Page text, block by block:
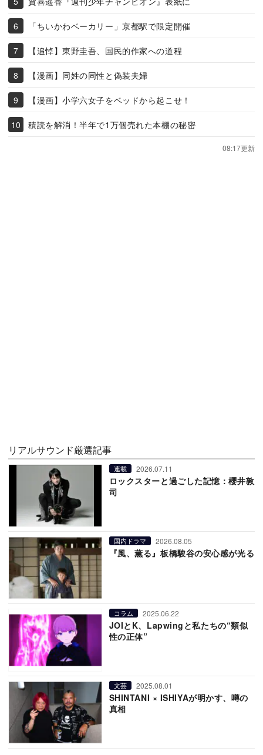
「ちいかわベーカリー」京都駅で限定開催
【追悼】東野圭吾、国民的作家への道程
【漫画】同姓の同性と偽装夫婦
【漫画】小学六女子をベッドから起こせ！
積読を解消！半年で1万個売れた本棚の秘密
08:17更新
リアルサウンド厳選記事
連載 2026.07.11
ロックスターと過ごした記憶：櫻井敦
司
国内ドラマ 2026.08.05
『風、薫る』板橋駿谷の安心感が光る
コラム 2025.06.22
JOIとK、Lapwingと私たちの“類似
性の正体”
文芸 2025.08.01
SHINTANI × ISHIYAが明かす、噂の
真相